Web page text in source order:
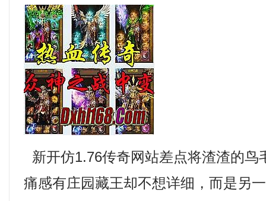
新开仿1.76传奇网站差点将渣渣的鸟
痛感有庄园藏王却不想详细，而是另